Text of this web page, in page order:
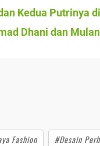
Kedua Putrinya
Dhani dan
Fashion #Desain